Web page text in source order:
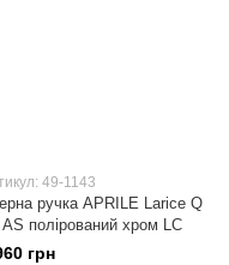
49-1143
ручка APRILE Larice Q
полірований хром LC
грн